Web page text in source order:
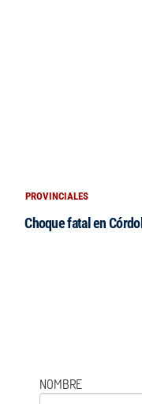
PROVINCIALES
Choque fatal en
NOMBRE